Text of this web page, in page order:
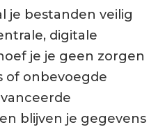
je bestanden veilig
digitale
je je geen zorgen
of onbevoegde
blijven je gegevens